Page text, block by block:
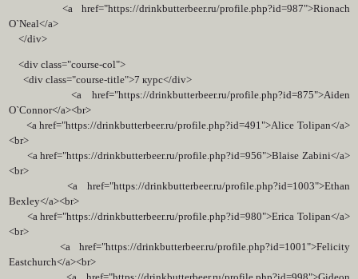
<a href="https://drinkbutterbeer.ru/profile.php?id=987">Rionach
O`Neal</a>
</div>
<div class="course-col">
<div class="course-title">7 курс</div>
<a href="https://drinkbutterbeer.ru/profile.php?id=875">Aiden
O`Connor</a><br>
<a href="https://drinkbutterbeer.ru/profile.php?id=491">Alice Tolipan</a>
<br>
<a href="https://drinkbutterbeer.ru/profile.php?id=956">Blaise Zabini</a>
<br>
<a href="https://drinkbutterbeer.ru/profile.php?id=1003">Ethan
Bexley</a><br>
<a href="https://drinkbutterbeer.ru/profile.php?id=980">Erica Tolipan</a>
<br>
<a href="https://drinkbutterbeer.ru/profile.php?id=1001">Felicity
Eastchurch</a><br>